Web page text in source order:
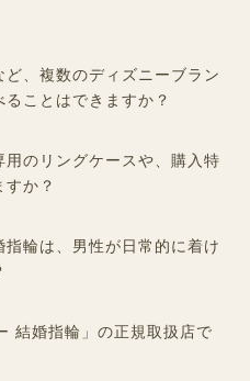
、複数のディズニーブラン
ことはできますか？
のリングケースや、購入特
か？
輪は、男性が日常的に着け
結婚指輪」の正規取扱店で